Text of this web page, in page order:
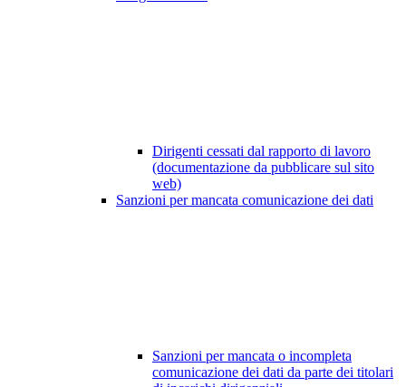
Dirigenti cessati dal rapporto di lavoro
(documentazione da pubblicare sul sito
web)
Sanzioni per mancata comunicazione dei dati
Sanzioni per mancata o incompleta
comunicazione dei dati da parte dei titolari